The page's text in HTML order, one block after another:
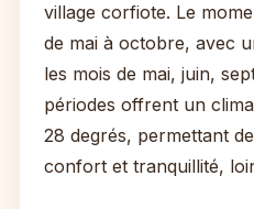
village corfiote. Le
de mai à octobre, avec
les mois de mai, juin,
périodes offrent un
28 degrés, permettant
confort et tranquillité,